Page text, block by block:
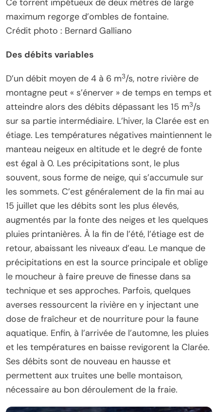
Ce torrent impétueux de deux mètres de large
maximum regorge d’ombles de fontaine.
Crédit photo : Bernard Galliano
Des débits variables
D’un débit moyen de 4 à 6 m3/s, notre rivière de
montagne peut « s’énerver » de temps en temps et
atteindre alors des débits dépassant les 15 m3/s
sur sa partie intermédiaire. L’hiver, la Clarée est en
étiage. Les températures négatives maintiennent le
manteau neigeux en altitude et le degré de fonte
est égal à 0. Les précipitations sont, le plus
souvent, sous forme de neige, qui s’accumule sur
les sommets. C’est généralement de la fin mai au
15 juillet que les débits sont les plus élevés,
augmentés par la fonte des neiges et les quelques
pluies printanières. À la fin de l’été, l’étiage est de
retour, abaissant les niveaux d’eau. Le manque de
précipitations en est la source principale et oblige
le moucheur à faire preuve de finesse dans sa
technique et ses approches. Parfois, quelques
averses ressourcent la rivière en y injectant une
dose de fraîcheur et de nourriture pour la faune
aquatique. Enfin, à l’arrivée de l’automne, les pluies
et les températures en baisse revigorent la Clarée.
Ses débits sont de nouveau en hausse et
permettent aux truites une belle montaison,
nécessaire au bon déroulement de la fraie.